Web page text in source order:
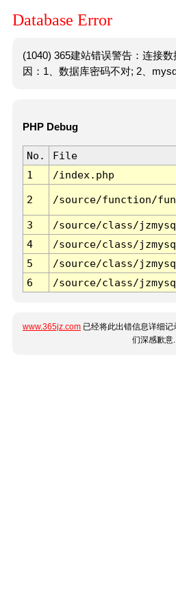
Database Error
(1040) 365建站错误警告：连接
因：1、数据库密码不对; 2、
PHP Debug
No. File
1
/index.php
2 /source/function/
3 /source/class/
4
/source/class/
5
/source/class/
6
/source/class/
www.365jz.com 已经将此出错信息详细
们深感歉意.